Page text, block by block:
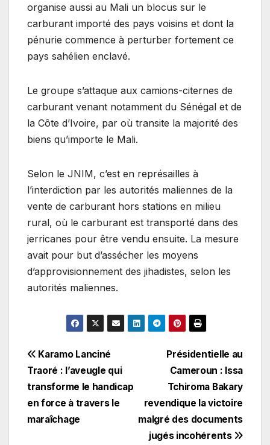
organise aussi au Mali un blocus sur le
carburant importé des pays voisins et dont la
pénurie commence à perturber fortement ce
pays sahélien enclavé.
Le groupe s’attaque aux camions-citernes de
carburant venant notamment du Sénégal et de
la Côte d’Ivoire, par où transite la majorité des
biens qu’importe le Mali.
Selon le JNIM, c’est en représailles à
l’interdiction par les autorités maliennes de la
vente de carburant hors stations en milieu
rural, où le carburant est transporté dans des
jerricanes pour être vendu ensuite. La mesure
avait pour but d’assécher les moyens
d’approvisionnement des jihadistes, selon les
autorités maliennes.
Navigation
de
l’article
Présidentielle au
Cameroun : Issa
Tchiroma Bakary
revendique la victoire
malgré des documents
jugés incohérents
Karamo Lanciné
Traoré : l’aveugle qui
transforme le handicap
en force à travers le
maraîchage